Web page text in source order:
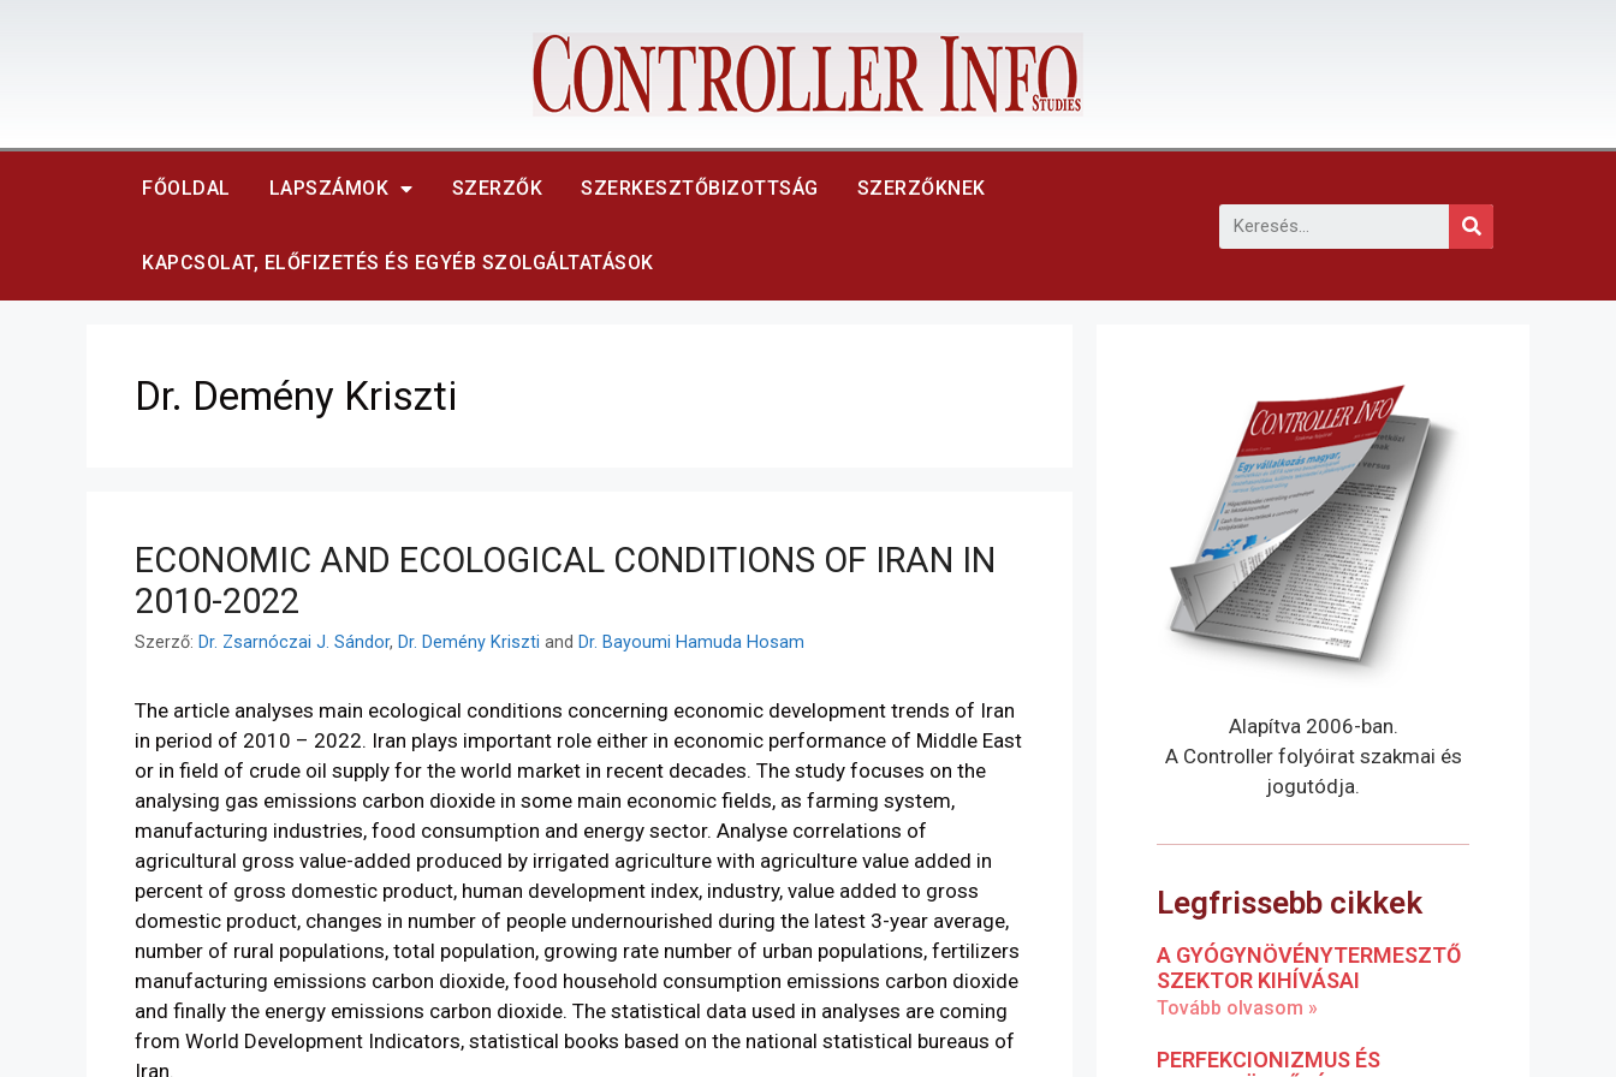
FŐOLDAL LAPSZÁMOK SZERZŐK SZERKESZTŐBIZOTTSÁG SZERZŐKNEK
KAPCSOLAT, ELŐFIZETÉS ÉS EGYÉB SZOLGÁLTATÁSOK
Dr. Demény Kriszti
ECONOMIC AND ECOLOGICAL CONDITIONS OF IRAN IN
2010-2022
Szerző: Dr. Zsarnóczai J. Sándor, Dr. Demény Kriszti and Dr. Bayoumi Hamuda Hosam
The article analyses main ecological conditions concerning economic development trends of Iran
in period of 2010 – 2022. Iran plays important role either in economic performance of Middle East
or in field of crude oil supply for the world market in recent decades. The study focuses on the
analysing gas emissions carbon dioxide in some main economic fields, as farming system,
manufacturing industries, food consumption and energy sector. Analyse correlations of
agricultural gross value-added produced by irrigated agriculture with agriculture value added in
percent of gross domestic product, human development index, industry, value added to gross
domestic product, changes in number of people undernourished during the latest 3-year average,
number of rural populations, total population, growing rate number of urban populations, fertilizers
manufacturing emissions carbon dioxide, food household consumption emissions carbon dioxide
and finally the energy emissions carbon dioxide. The statistical data used in analyses are coming
from World Development Indicators, statistical books based on the national statistical bureaus of
Iran.
Alapítva 2006-ban.
A Controller folyóirat szakmai és
jogutódja.
Legfrissebb cikkek
A GYÓGYNÖVÉNYTERMESZTŐ
SZEKTOR KIHÍVÁSAI
Tovább olvasom »
PERFEKCIONIZMUS ÉS